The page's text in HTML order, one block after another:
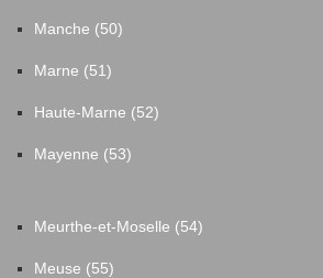
Manche (50)
Marne (51)
Haute-Marne (52)
Mayenne (53)
Meurthe-et-Moselle (54)
Meuse (55)